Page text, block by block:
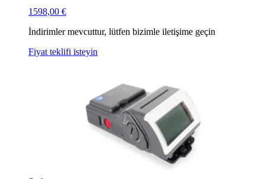
1598,00 €
İndirimler mevcuttur, lütfen bizimle iletişime geçin
Fiyat teklifi isteyin